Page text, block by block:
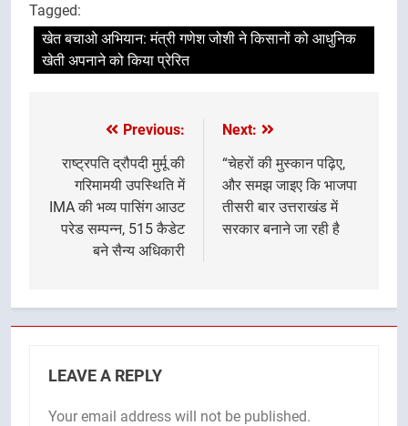
Tagged:
खेत बचाओ अभियान: मंत्री गणेश जोशी ने किसानों को आधुनिक
खेती अपनाने को किया प्रेरित
navigation
Previous:
राष्ट्रपति द्रौपदी मुर्मू की
गरिमामयी उपस्थिति में
IMA की भव्य पासिंग आउट
परेड सम्पन्न, 515 कैडेट
बने सैन्य अधिकारी
Next:
“चेहरों की मुस्कान पढ़िए,
और समझ जाइए कि भाजपा
तीसरी बार उत्तराखंड में
सरकार बनाने जा रही है
LEAVE A REPLY
Your email address will not be published.